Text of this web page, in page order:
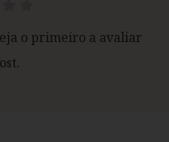
o primeiro a avaliar